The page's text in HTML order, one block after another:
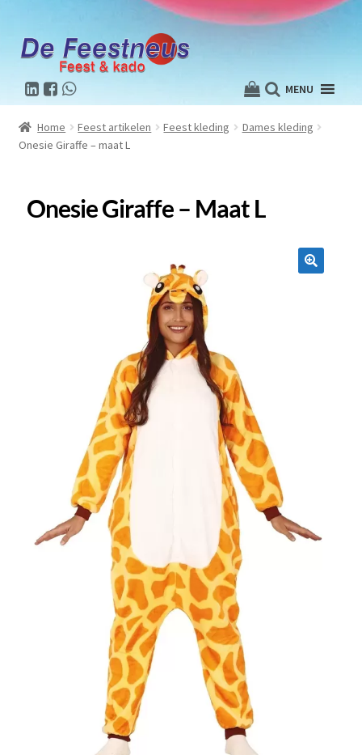
MENU
Home Feest artikelen Feest kleding
Dames kleding
Onesie Giraffe – maat L
Onesie Giraffe – Maat L